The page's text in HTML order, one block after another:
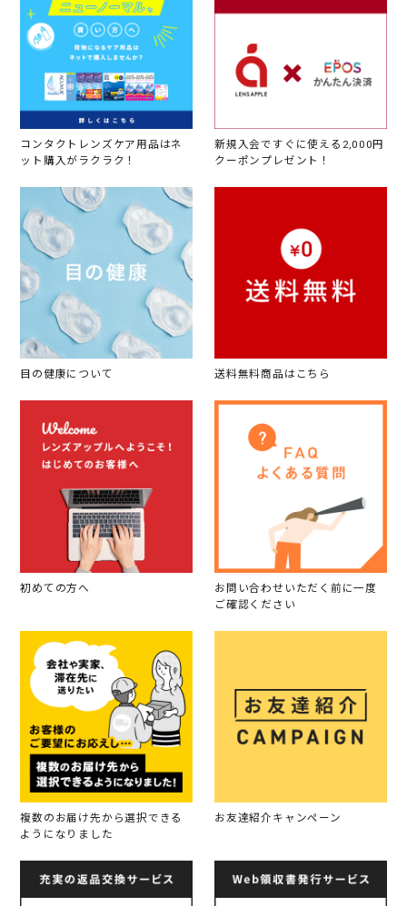
コンタクトレンズケア用品はネ
ット購入がラクラク！
新規入会ですぐに使える2,000円
クーポンプレゼント！
目の健康について 送料無料商品はこちら
初めての方へ
お問い合わせいただく前に一度
ご確認ください
複数のお届け先から選択できる
ようになりました
お友達紹介キャンペーン